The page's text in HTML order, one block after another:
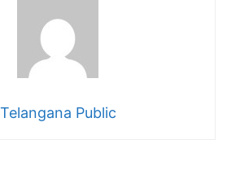
Telangana Public